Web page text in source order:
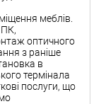
меблів.
ПК,
оптичного
з раніше
в
термінала
послуги, що